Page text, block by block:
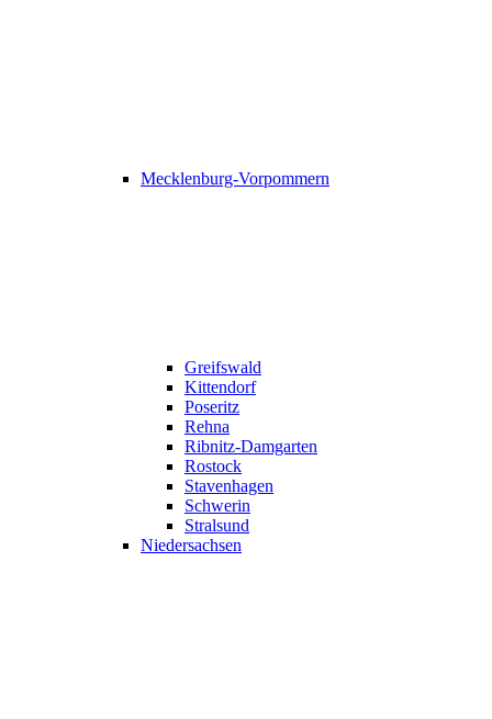
Mecklenburg-Vorpommern
Greifswald
Kittendorf
Poseritz
Rehna
Ribnitz-Damgarten
Rostock
Stavenhagen
Schwerin
Stralsund
Niedersachsen